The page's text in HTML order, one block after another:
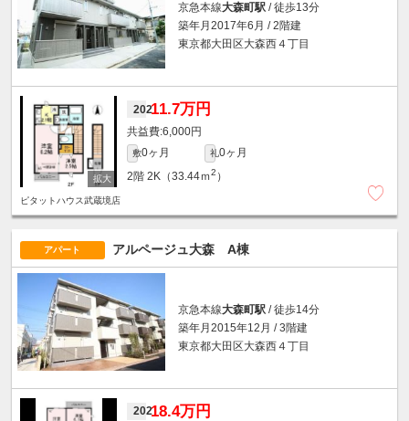
京急本線大森町駅 / 徒歩13分
築年月2017年6月 / 2階建
東京都大田区大森西４丁目
20211.7万円
6,000円
敷0ヶ月 礼0ヶ月
2階 2K（33.44ｍ2 ）
ピタットハウス武蔵境店
アパート アルページュ大森 A棟
京急本線大森町駅 / 徒歩14分
築年月2015年12月 / 3階建
東京都大田区大森西４丁目
20218.4万円